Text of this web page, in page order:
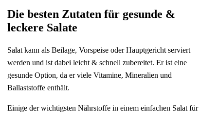
Die besten Zutaten für gesunde &
leckere Salate
Salat kann als Beilage, Vorspeise oder Hauptgericht serviert
werden und ist dabei leicht & schnell zubereitet. Er ist eine
gesunde Option, da er viele Vitamine, Mineralien und
Ballaststoffe enthält.
Einige der wichtigsten Nährstoffe in einem einfachen Salat für